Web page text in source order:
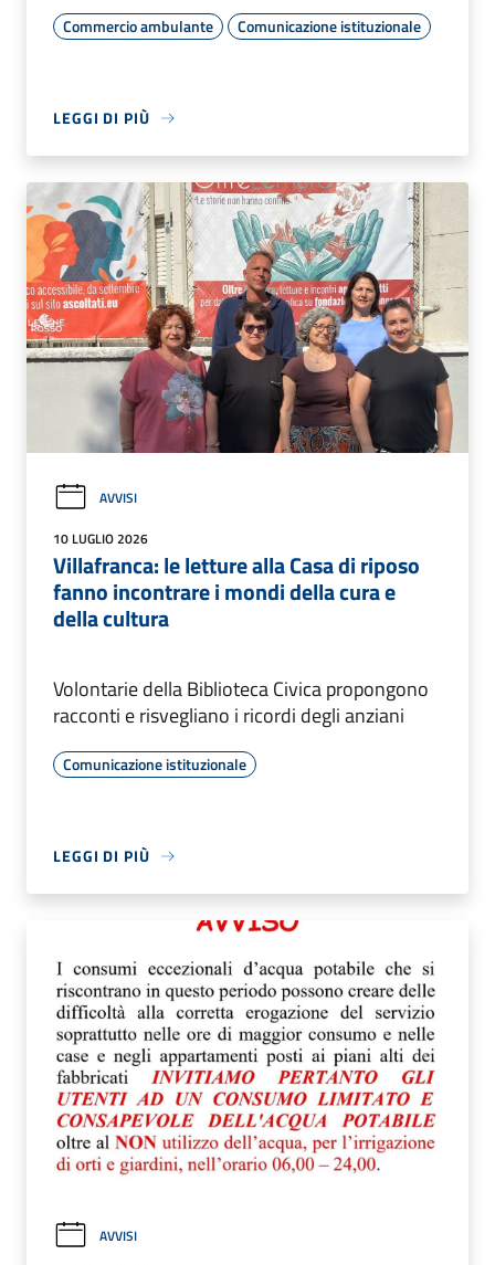
Commercio ambulante Comunicazione istituzionale
LEGGI DI PIÙ
AVVISI
10 LUGLIO 2026
Villafranca: le letture alla Casa di riposo
fanno incontrare i mondi della cura e
della cultura
Volontarie della Biblioteca Civica propongono
racconti e risvegliano i ricordi degli anziani
Comunicazione istituzionale
LEGGI DI PIÙ
AVVISI